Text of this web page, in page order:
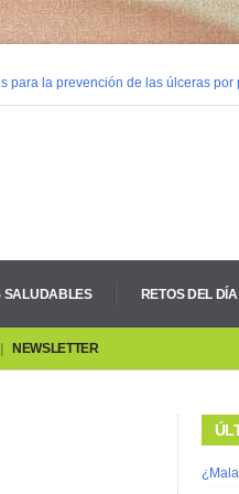
la prevención de las úlceras por
SALUDABLES RETOS DEL
NEWSLETTER